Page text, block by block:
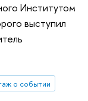
Институтом
выступил
о событии